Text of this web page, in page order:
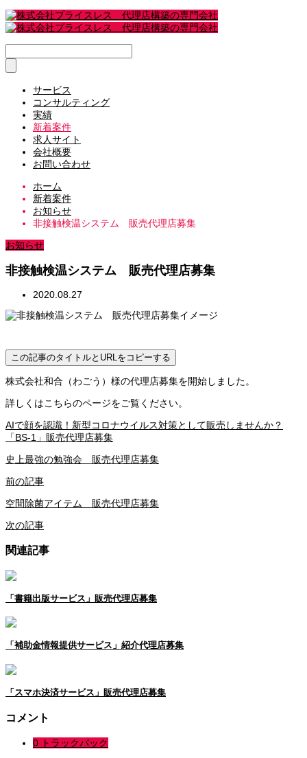
サービス
コンサルティング
実績
新着案件
求人サイト
会社概要
お問い合わせ
ホーム
新着案件
お知らせ
非接触検温システム 販売代理店募集
お知らせ
非接触検温システム 販売代理店募集
2020.08.27
この記事のタイトルとURLをコピーする
株式会社和合（わごう）様の代理店募集を開始しました。
詳しくはこちらのページをご覧ください。
AIで顔を認識！新型コロナウイルス対策として販売しませんか？
「BS-1」販売代理店募集
史上最強の勉強会 販売代理店募集
前の記事
空間除菌アイテム 販売代理店募集
次の記事
関連記事
「書籍出版サービス」販売代理店募集
「補助⾦情報提供サービス」紹介代理店募集
「スマホ決済サービス」販売代理店募集
コメント
0 トラックバック